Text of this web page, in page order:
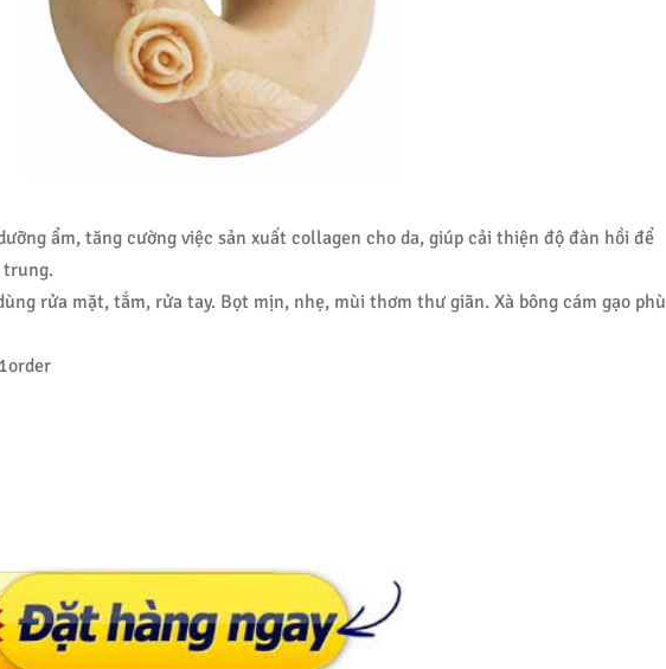
ẩm, tăng cường việc sản xuất collagen cho da, giúp cải thiện độ đàn hồi để
trung.
rửa mặt, tắm, rửa tay. Bọt mịn, nhẹ, mùi thơm thư giãn. Xà bông cám gạo phù